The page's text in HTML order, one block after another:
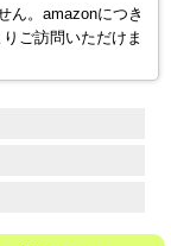
ん。amazonにつき
ご訪問いただけま